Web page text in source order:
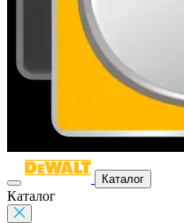
Каталог
Каталог